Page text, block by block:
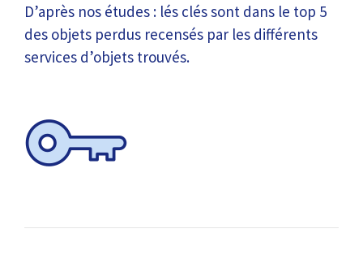
D’après nos études : lés clés sont dans le top 5
des objets perdus recensés par les différents
services d’objets trouvés.